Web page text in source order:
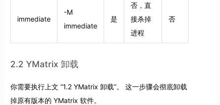
immediate
-M
immediate
是
否，直
接杀掉
进程
否
2.2 YMatrix 卸载
你需要执行上文 “1.2 YMatrix 卸载”。 这一步骤会彻底卸载
掉原有版本的 YMatrix 软件。